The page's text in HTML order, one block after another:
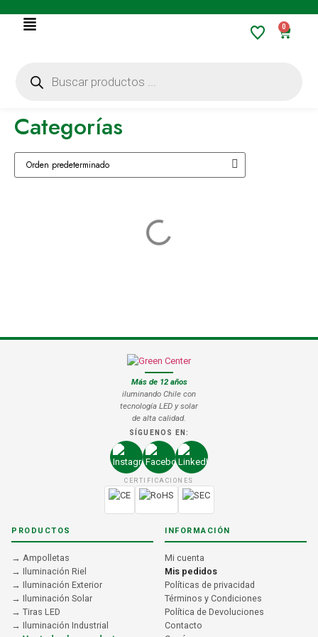
0
Categorías
Más de 12 años
iluminando Chile con
tecnología LED y solar
de alta calidad.
SÍGUENOS EN:
CERTIFICACIONES
PRODUCTOS
→ Ampolletas
→ Iluminación Riel
→ Iluminación Exterior
→ Iluminación Solar
→ Tiras LED
→ Iluminación Industrial
INFORMACIÓN
Mi cuenta
Mis pedidos
Políticas de privacidad
Términos y Condiciones
Política de Devoluciones
Contacto